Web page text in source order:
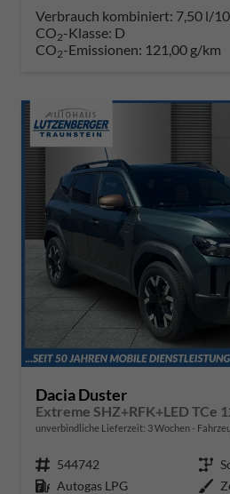
Verbrauch kombiniert: 7,50 l/
CO2-Klasse: D
CO2-Emissionen: 121,00 g/km
Dacia Duster
Extreme SHZ+RFK+LED TCe
unverbindliche Lieferzeit: 3 Wochen
Fahrzeugnr. 544742 Getriebe
Kraftstoff Autogas LPG Außenfarbe